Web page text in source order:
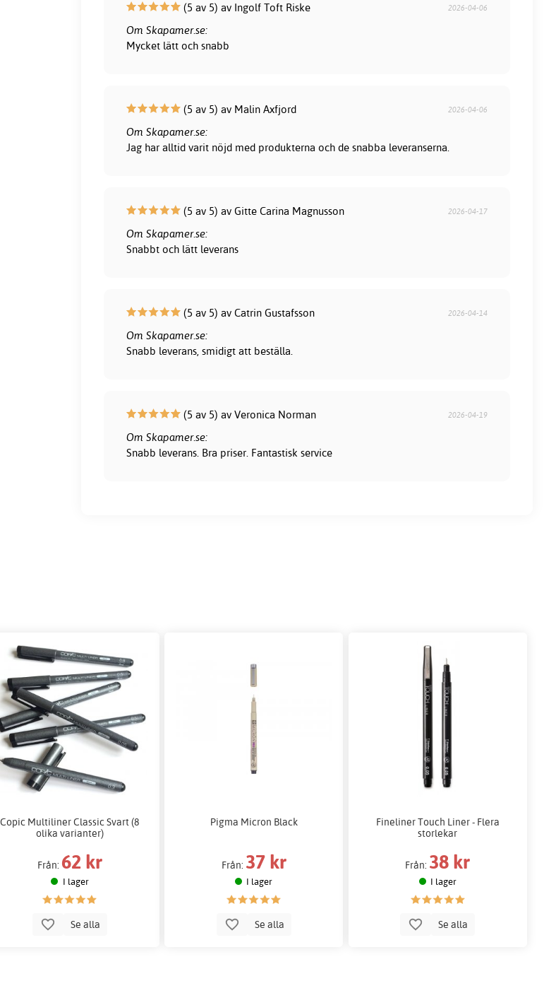
(5 av 5) av Ingolf Toft Riske 2026-04-06
Om Skapamer.se:
Mycket lätt och snabb
(5 av 5) av Malin Axfjord 2026-04-06
Om Skapamer.se:
Jag har alltid varit nöjd med produkterna och de snabba leveranserna.
(5 av 5) av Gitte Carina Magnusson 2026-04-17
Om Skapamer.se:
Snabbt och lätt leverans
(5 av 5) av Catrin Gustafsson 2026-04-14
Om Skapamer.se:
Snabb leverans, smidigt att beställa.
(5 av 5) av Veronica Norman 2026-04-19
Om Skapamer.se:
Snabb leverans. Bra priser. Fantastisk service
Copic Multiliner Classic Svart (8
olika varianter)
Från: 62 kr
I lager
Se alla
Pigma Micron Black
Från: 37 kr
I lager
Se alla
Fineliner Touch Liner - Flera
storlekar
Från: 38 kr
I lager
Se alla